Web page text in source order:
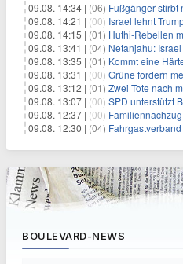
09.08. 14:34 | (06) Fußgänger stirbt
09.08. 14:21 | (00) Israel lehnt
09.08. 14:15 | (01) Huthi-Rebellen
09.08. 13:41 | (04) Netanjahu:
09.08. 13:35 | (01) Kommt eine
09.08. 13:31 | (00) Grüne fordern
09.08. 13:12 | (01) Zwei Tote nach
09.08. 13:07 | (00) SPD unterstützt
09.08. 12:37 | (00) Familiennachzug:
09.08. 12:30 | (04) Fahrgastverband
BOULEVARD-NEWS